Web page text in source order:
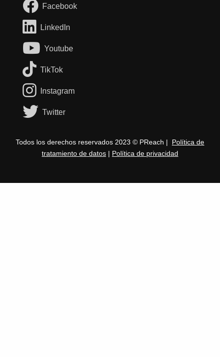
Facebook
LinkedIn
Youtube
TikTok
Instagram
Twitter
Todos los derechos reservados 2023 © PReach | Política de
tratamiento de datos | Política de privacidad